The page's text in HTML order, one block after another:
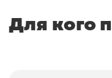
Для кого